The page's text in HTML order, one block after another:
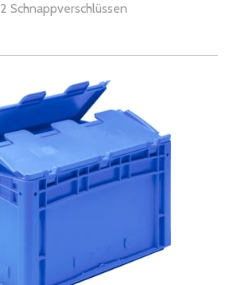
2 Schnappverschlüssen